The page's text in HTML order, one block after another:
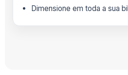
Dimensione em toda a sua